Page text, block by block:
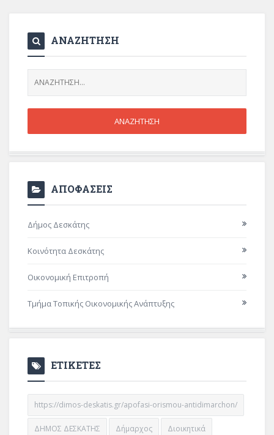
ΑΝΑΖΗΤΗΣΗ
ΑΠΟΦΑΣΕΙΣ
Δήμος Δεσκάτης
Κοινότητα Δεσκάτης
Οικονομική Επιτροπή
Τμήμα Τοπικής Οικονομικής Ανάπτυξης
ΕΤΙΚΕΤΕΣ
https://dimos-deskatis.gr/apofasi-orismou-antidimarchon/
ΔΗΜΟΣ ΔΕΣΚΑΤΗΣ Δήμαρχος Διοικητικά